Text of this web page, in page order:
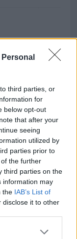
third parties, or
for
below opt-out
that after your
seeing
utilized by
parties prior to
the further
third parties on the
information may
the IAB’s List of
disclose it to other
or more Google
fuoco due furgoni
intervento dei
a La
rena
a Olbia e in